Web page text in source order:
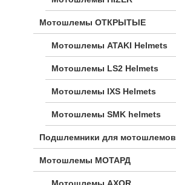
Мотошлемы ОТКРЫТЫЕ
Мотошлемы ATAKI Helmets
Мотошлемы LS2 Helmets
Мотошлемы IXS Helmets
Мотошлемы SMK helmets
Подшлемники для мотошлемов
Мотошлемы МОТАРД